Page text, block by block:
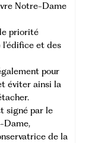
Notre-Dame
priorité
et des
pour
éviter ainsi la
signé par le
Dame,
de la